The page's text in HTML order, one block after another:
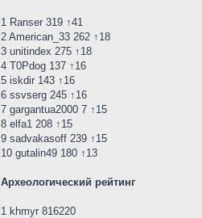
1 Ranser 319 ↑41
2 American_33 262 ↑18
3 unitindex 275 ↑18
4 T0Pdog 137 ↑16
5 iskdir 143 ↑16
6 ssvserg 245 ↑16
7 gargantua2000 7 ↑15
8 elfa1 208 ↑15
9 sadvakasoff 239 ↑15
10 gutalin49 180 ↑13
Археологический рейтинг
1 khmyr 816220